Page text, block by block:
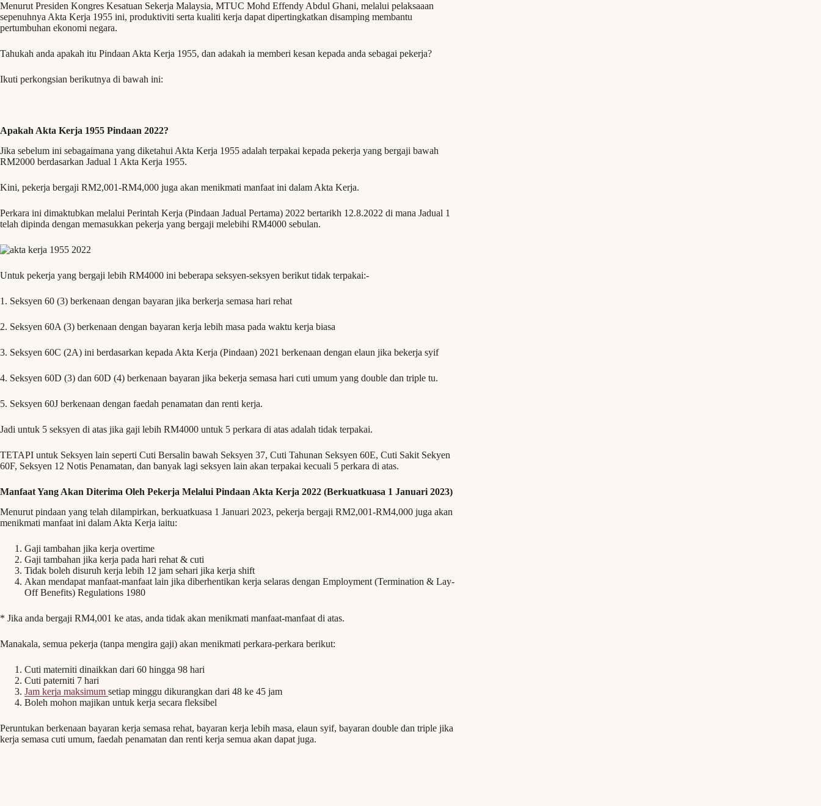
Menurut Presiden Kongres Kesatuan Sekerja Malaysia, MTUC Mohd Effendy Abdul Ghani, melalui pelaksaaan
sepenuhnya Akta Kerja 1955 ini, produktiviti serta kualiti kerja dapat dipertingkatkan disamping membantu
pertumbuhan ekonomi negara.
Tahukah anda apakah itu Pindaan Akta Kerja 1955, dan adakah ia memberi kesan kepada anda sebagai pekerja?
Ikuti perkongsian berikutnya di bawah ini:
Apakah Akta Kerja 1955 Pindaan 2022?
Jika sebelum ini sebagaimana yang diketahui Akta Kerja 1955 adalah terpakai kepada pekerja yang bergaji bawah
RM2000 berdasarkan Jadual 1 Akta Kerja 1955.
Kini, pekerja bergaji RM2,001-RM4,000 juga akan menikmati manfaat ini dalam Akta Kerja.
Perkara ini dimaktubkan melalui Perintah Kerja (Pindaan Jadual Pertama) 2022 bertarikh 12.8.2022 di mana Jadual 1
telah dipinda dengan memasukkan pekerja yang bergaji melebihi RM4000 sebulan.
Untuk pekerja yang bergaji lebih RM4000 ini beberapa seksyen-seksyen berikut tidak terpakai:-
1. Seksyen 60 (3) berkenaan dengan bayaran jika berkerja semasa hari rehat
2. Seksyen 60A (3) berkenaan dengan bayaran kerja lebih masa pada waktu kerja biasa
3. Seksyen 60C (2A) ini berdasarkan kepada Akta Kerja (Pindaan) 2021 berkenaan dengan elaun jika bekerja syif
4. Seksyen 60D (3) dan 60D (4) berkenaan bayaran jika bekerja semasa hari cuti umum yang double dan triple tu.
5. Seksyen 60J berkenaan dengan faedah penamatan dan renti kerja.
Jadi untuk 5 seksyen di atas jika gaji lebih RM4000 untuk 5 perkara di atas adalah tidak terpakai.
TETAPI untuk Seksyen lain seperti Cuti Bersalin bawah Seksyen 37, Cuti Tahunan Seksyen 60E, Cuti Sakit Sekyen
60F, Seksyen 12 Notis Penamatan, dan banyak lagi seksyen lain akan terpakai kecuali 5 perkara di atas.
Manfaat Yang Akan Diterima Oleh Pekerja Melalui Pindaan Akta Kerja 2022 (Berkuatkuasa 1 Januari 2023)
Menurut pindaan yang telah dilampirkan, berkuatkuasa 1 Januari 2023, pekerja bergaji RM2,001-RM4,000 juga akan
menikmati manfaat ini dalam Akta Kerja iaitu:
Gaji tambahan jika kerja overtime
Gaji tambahan jika kerja pada hari rehat & cuti
Tidak boleh disuruh kerja lebih 12 jam sehari jika kerja shift
Akan mendapat manfaat-manfaat lain jika diberhentikan kerja selaras dengan Employment (Termination & Lay-
Off Benefits) Regulations 1980
* Jika anda bergaji RM4,001 ke atas, anda tidak akan menikmati manfaat-manfaat di atas.
Manakala, semua pekerja (tanpa mengira gaji) akan menikmati perkara-perkara berikut:
Cuti materniti dinaikkan dari 60 hingga 98 hari
Cuti paterniti 7 hari
Jam kerja maksimum setiap minggu dikurangkan dari 48 ke 45 jam
Boleh mohon majikan untuk kerja secara fleksibel
Peruntukan berkenaan bayaran kerja semasa rehat, bayaran kerja lebih masa, elaun syif, bayaran double dan triple jika
kerja semasa cuti umum, faedah penamatan dan renti kerja semua akan dapat juga.